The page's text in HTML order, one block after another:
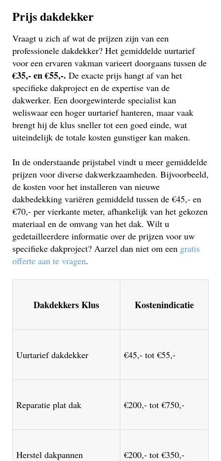
Prijs dakdekker
Vraagt u zich af wat de prijzen zijn van een
professionele dakdekker? Het gemiddelde uurtarief
voor een ervaren vakman varieert doorgaans tussen de
€35,- en €55,-. De exacte prijs hangt af van het
specifieke dakproject en de expertise van de
dakwerker. Een doorgewinterde specialist kan
weliswaar een hoger uurtarief hanteren, maar vaak
brengt hij de klus sneller tot een goed einde, wat
uiteindelijk de totale kosten gunstiger kan maken.
In de onderstaande prijstabel vindt u meer gemiddelde
prijzen voor diverse dakwerkzaamheden. Bijvoorbeeld,
de kosten voor het installeren van nieuwe
dakbedekking variëren gemiddeld tussen de €45,- en
€70,- per vierkante meter, afhankelijk van het gekozen
materiaal en de omvang van het dak. Wilt u
gedetailleerdere informatie over de prijzen voor uw
specifieke dakproject? Aarzel dan niet om een gratis
offerte aan te vragen.
Dakdekkers Klus Kostenindicatie
Uurtarief dakdekker €45,- tot €55,-
Reparatie plat dak €200,- tot €750,-
Herstel dakpannen €200,- tot €350,-